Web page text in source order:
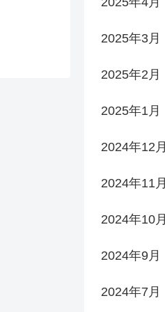
2025年3月
2025年2月
2025年1月
2024年12月
2024年11月
2024年10月
2024年9月
2024年7月